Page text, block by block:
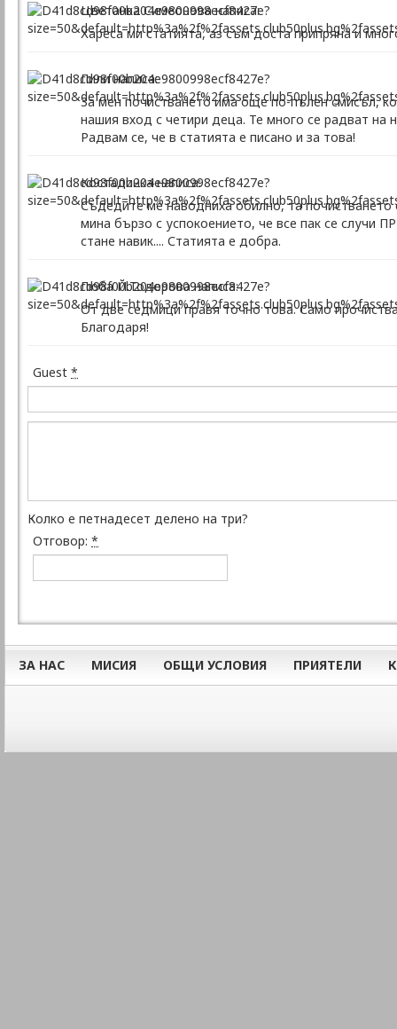
Цветанка Симеонова написа:
Хареса ми статията, аз съм доста припряна и
Лили написа:
За мен почистването има още по-пълен смисъл,
нашия вход с четири деца. Те много се радват
Радвам се, че в статията е писано и за това!
Костадинка написа:
Съдедите ме наводниха обилно, та
мина бързо с успокоението, че все пак се случи
стане навик.... Статията е добра.
Люба Й.Тодорова написа:
От две седмици правя точно това. Само
Благодаря!
Guest *
Колко е петнадесет делено на три?
Отговор: *
ЗА НАС МИСИЯ ОБЩИ УСЛОВИЯ ПРИЯТЕЛИ